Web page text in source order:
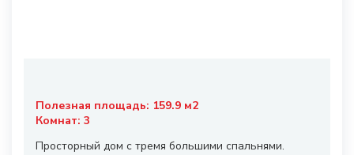
Полезная площадь: 159.9 м2
Комнат: 3
Просторный дом с тремя большими спальнями.